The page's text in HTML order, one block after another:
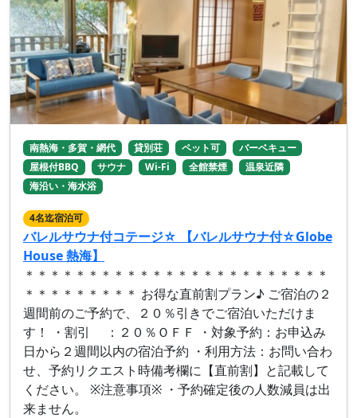
南熱海・多賀・網代 貸別荘 ペット可
バーベキュー
屋根付BBQ
サウナ Wi-Fi 全館禁煙
温泉近隣
海沿い・海水浴
4名迄宿泊可
バレルサウナ付コテージ☆ 【バレルサウナ付☆Globe
House 熱海】
＊＊＊＊＊＊＊＊＊＊＊＊＊＊＊＊＊＊＊＊＊＊＊＊
＊＊＊＊＊＊＊＊＊ お得な直前割プラン♪ ご宿泊の２
週間前のご予約で、２０％引きでご宿泊いただけま
す！ ・割引 ：２０％ＯＦＦ ・対象予約：お申込み
日から２週間以内の宿泊予約 ・利用方法：お問い合わ
せ、予約リクエスト時備考欄に【直前割】と記載して
ください。 ※注意事項※ ・予約確定後の人数減員は出
来ません。